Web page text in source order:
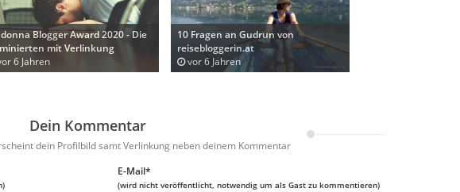
Blogger Award 2020 - Die
mit Verlinkung
6 Jahren
10 Fragen an Gudrun von
reisebloggerin.at
vor 6 Jahren
Dein Kommentar
dein Profilbild samt Verlinkung neben deinem Kommentar
E-Mail*
(wird nicht veröffentlicht, notwendig um als Gast zu kommentieren)